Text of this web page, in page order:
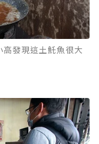
發現這土魠魚很大